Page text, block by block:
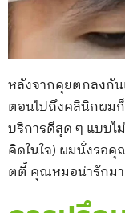
หลังจากคุยตกลงกัน
ตอนไปถึงคลินิกผมก็
บริการดีสุด ๆ แบบไ
คิดในใจ) ผมนั่งรอ
ตตี้ คุณหมอน่ารักมา